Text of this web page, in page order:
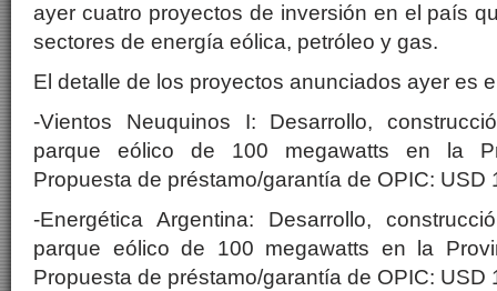
ayer cuatro proyectos de inversión en el país
sectores de energía eólica, petróleo y gas.
El detalle de los proyectos anunciados ayer es
-Vientos Neuquinos I: Desarrollo,
parque eólico de 100 megawatts en la
Propuesta de préstamo/garantía de OPIC: USD
-Energética Argentina: Desarrollo,
parque eólico de 100 megawatts en la
Propuesta de préstamo/garantía de OPIC: USD